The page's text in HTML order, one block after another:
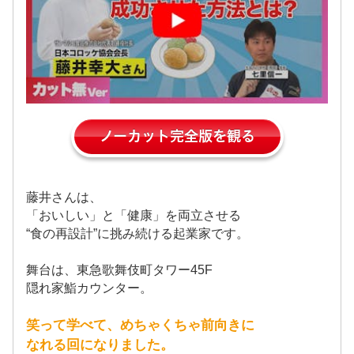
ノーカット完全版を観る
藤井さんは、
「おいしい」と「健康」を両立させる
“食の再設計”に挑み続ける起業家です。
舞台は、東急歌舞伎町タワー45F
隠れ家鮨カウンター。
笑って学べて、めちゃくちゃ前向きに
なれる回になりました。